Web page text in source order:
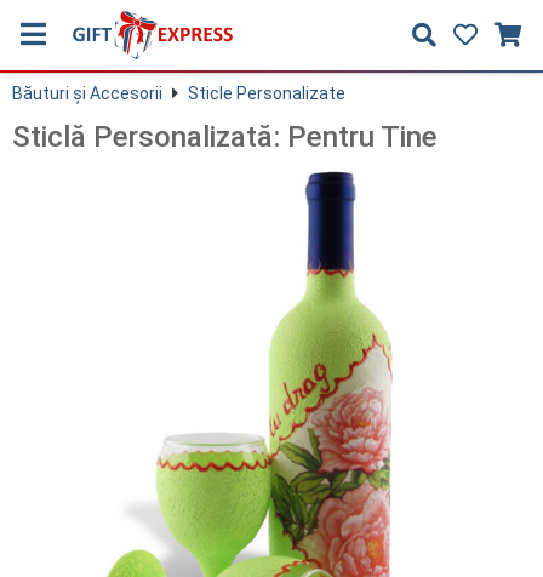
Băuturi și Accesorii Sticle Personalizate
Sticlă Personalizată: Pentru Tine